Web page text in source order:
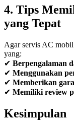
4. Tips
yang Tepat
Agar servis AC
yang:
✔ Berpengalaman
✔ Menggunakan
✔ Memberikan
✔ Memiliki review
Kesimpulan